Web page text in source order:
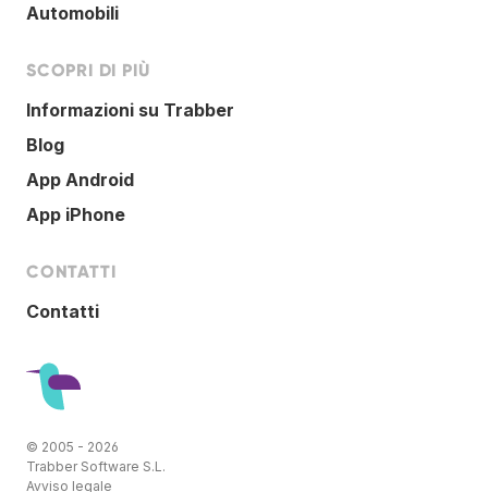
Automobili
SCOPRI DI PIÙ
Informazioni su Trabber
Blog
App Android
App iPhone
CONTATTI
Contatti
© 2005 - 2026
Trabber Software S.L.
Avviso legale